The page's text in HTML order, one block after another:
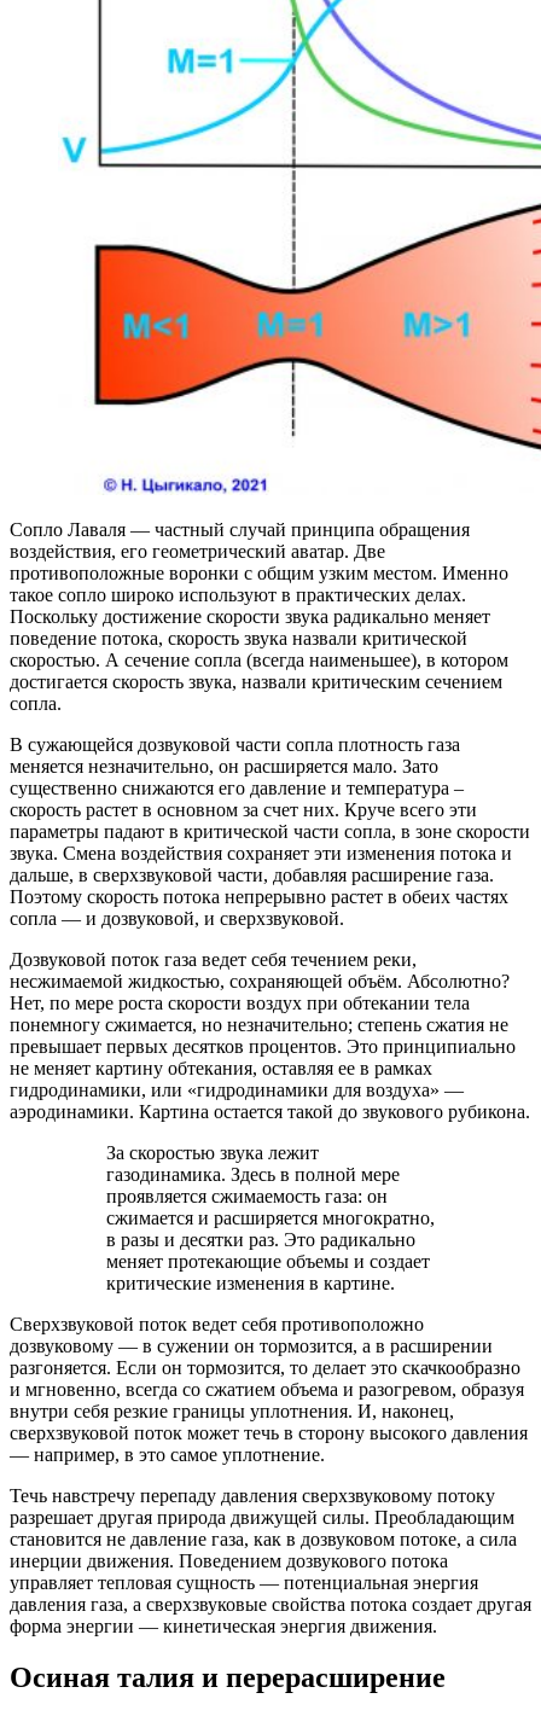
Сопло Лаваля — частный случай принципа обращения
воздействия, его геометрический аватар. Две
противоположные воронки с общим узким местом. Именно
такое сопло широко используют в практических делах.
Поскольку достижение скорости звука радикально меняет
поведение потока, скорость звука назвали критической
скоростью. А сечение сопла (всегда наименьшее), в котором
достигается скорость звука, назвали критическим сечением
сопла.
В сужающейся дозвуковой части сопла плотность газа
меняется незначительно, он расширяется мало. Зато
существенно снижаются его давление и температура –
скорость растет в основном за счет них. Круче всего эти
параметры падают в критической части сопла, в зоне скорости
звука. Смена воздействия сохраняет эти изменения потока и
дальше, в сверхзвуковой части, добавляя расширение газа.
Поэтому скорость потока непрерывно растет в обеих частях
сопла — и дозвуковой, и сверхзвуковой.
Дозвуковой поток газа ведет себя течением реки,
несжимаемой жидкостью, сохраняющей объëм. Абсолютно?
Нет, по мере роста скорости воздух при обтекании тела
понемногу сжимается, но незначительно; степень сжатия не
превышает первых десятков процентов. Это принципиально
не меняет картину обтекания, оставляя ее в рамках
гидродинамики, или «гидродинамики для воздуха» —
аэродинамики. Картина остается такой до звукового рубикона.
За скоростью звука лежит
газодинамика. Здесь в полной мере
проявляется сжимаемость газа: он
сжимается и расширяется многократно,
в разы и десятки раз. Это радикально
меняет протекающие объемы и создает
критические изменения в картине.
Сверхзвуковой поток ведет себя противоположно
дозвуковому — в сужении он тормозится, а в расширении
разгоняется. Если он тормозится, то делает это скачкообразно
и мгновенно, всегда со сжатием объема и разогревом, образуя
внутри себя резкие границы уплотнения. И, наконец,
сверхзвуковой поток может течь в сторону высокого давления
— например, в это самое уплотнение.
Течь навстречу перепаду давления сверхзвуковому потоку
разрешает другая природа движущей силы. Преобладающим
становится не давление газа, как в дозвуковом потоке, а сила
инерции движения. Поведением дозвукового потока
управляет тепловая сущность — потенциальная энергия
давления газа, а сверхзвуковые свойства потока создает другая
форма энергии — кинетическая энергия движения.
Осиная талия и перерасширение